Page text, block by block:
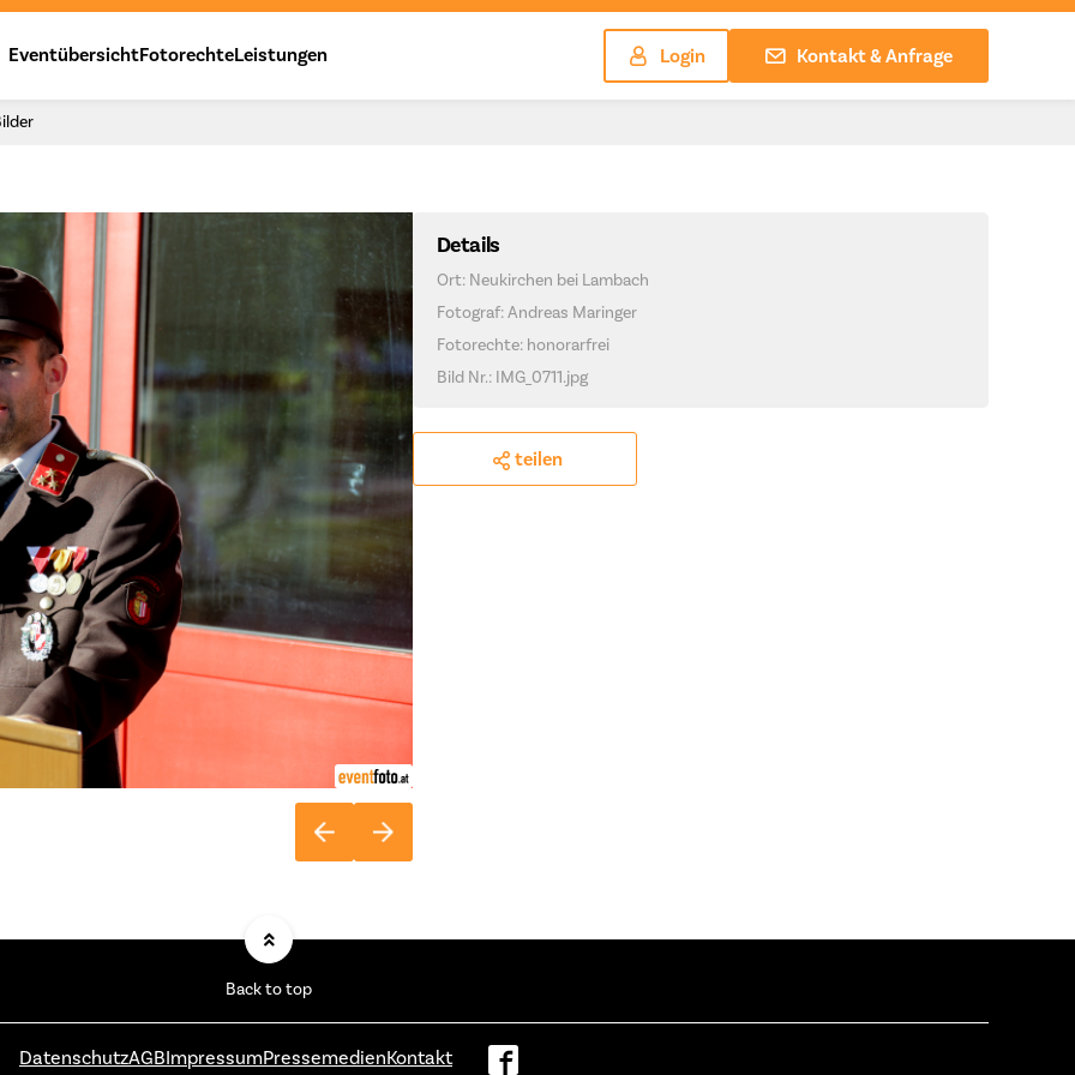
EventübersichtFotorechteLeistungen Login Kontakt & Anfrage
Details
Ort: Neukirchen bei Lambach
Fotograf: Andreas Maringer
Fotorechte: honorarfrei
Bild Nr.: IMG_0711.jpg
teilen
Back to top
DatenschutzAGBImpressumPressemedienKontakt